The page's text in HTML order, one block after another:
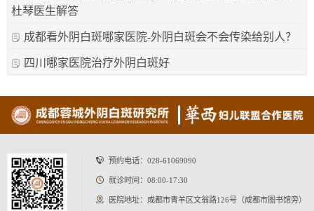
杜琴医生解答
成都看外阴白斑哪家医院-外阴白斑会不会传染给别人？
四川哪家医院治疗外阴白斑好
预约电话： 028-61069090
就诊时间：08:00-17:30
医院地址：成都市青羊区文翁路126号（成都市图书馆旁）